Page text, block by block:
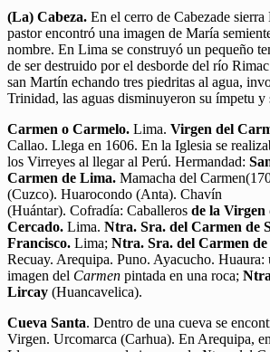
(La) Cabeza. En el cerro de Cabezade
pastor encontró una imagen de María
nombre. En Lima se construyó un pequeño
de ser destruido por el desborde del río
san Martín echando tres piedritas al agua,
Trinidad, las aguas disminuyeron su ímpetu y
Carmen o Carmelo. Lima. Virgen del
Callao. Llega en 1606. En la Iglesia se
los Virreyes al llegar al Perú. Hermandad:
Carmen de Lima. Mamacha del
(Cuzco). Huarocondo (Anta). Chavín
(Huántar). Cofradía: Caballeros de la Virgen
Cercado. Lima. Ntra. Sra. del Carmen de
Francisco. Lima; Ntra. Sra. del Carmen
Recuay. Arequipa. Puno. Ayacucho. Huaura:
imagen del Carmen pintada en una roca;
Lircay (Huancavelica).
Cueva Santa. Dentro de una cueva se
Virgen. Urcomarca (Carhua). En Arequipa,